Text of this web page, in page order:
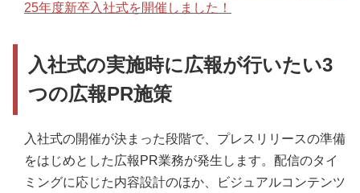
25年度新卒入社式を開催しました！
入社式の実施時に広報が行いたい3
つの広報PR施策
入社式の開催が決まった段階で、プレスリリースの準備
をはじめとした広報PR業務が発生します。配信のタイ
ミングに応じた内容設計のほか、ビジュアルコンテンツ